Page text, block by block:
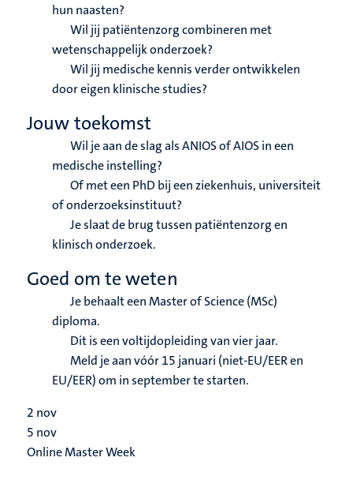
hun naasten?
Wil jij patiëntenzorg combineren met
wetenschappelijk onderzoek?
Wil jij medische kennis verder ontwikkelen
door eigen klinische studies?
Jouw toekomst
Wil je aan de slag als ANIOS of AIOS in een
medische instelling?
Of met een PhD bij een ziekenhuis, universiteit
of onderzoeksinstituut?
Je slaat de brug tussen patiëntenzorg en
klinisch onderzoek.
Goed om te weten
Je behaalt een Master of Science (MSc)
diploma.
Dit is een voltijdopleiding van vier jaar.
Meld je aan vóór 15 januari (niet-EU/EER en
EU/EER) om in september te starten.
2 nov
5 nov
Online Master Week